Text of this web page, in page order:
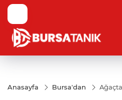
Anasayfa Bursa'dan
Ağaçta